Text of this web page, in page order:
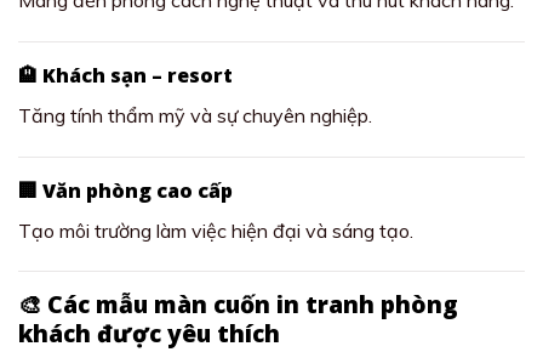
🏨 Khách sạn – resort
Tăng tính thẩm mỹ và sự chuyên nghiệp.
🏢 Văn phòng cao cấp
Tạo môi trường làm việc hiện đại và sáng tạo.
🎨 Các mẫu màn cuốn in tranh phòng
khách được yêu thích